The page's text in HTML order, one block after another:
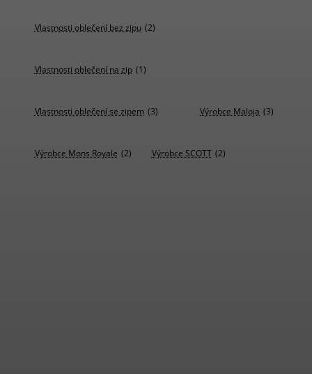
Vlastnosti oblečení bez zipu (2)
Vlastnosti oblečení na zip (1)
Vlastnosti oblečení se zipem (3) Výrobce Maloja (3)
Výrobce Mons Royale (2) Výrobce SCOTT (2)